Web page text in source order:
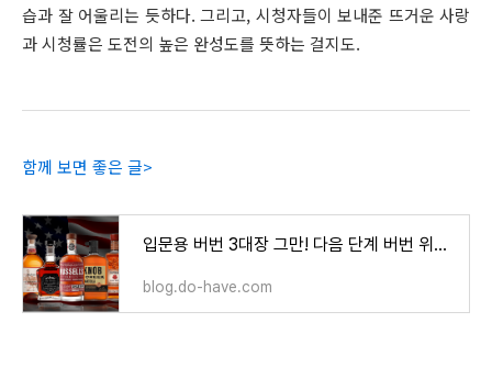
습과 잘 어울리는 듯하다. 그리고, 시청자들이 보내준 뜨거운 사랑
과 시청률은 도전의 높은 완성도를 뜻하는 걸지도.
함께 보면 좋은 글>
입문용 버번 3대장 그만! 다음 단계 버번 위스키 추천 5
blog.do-have.com